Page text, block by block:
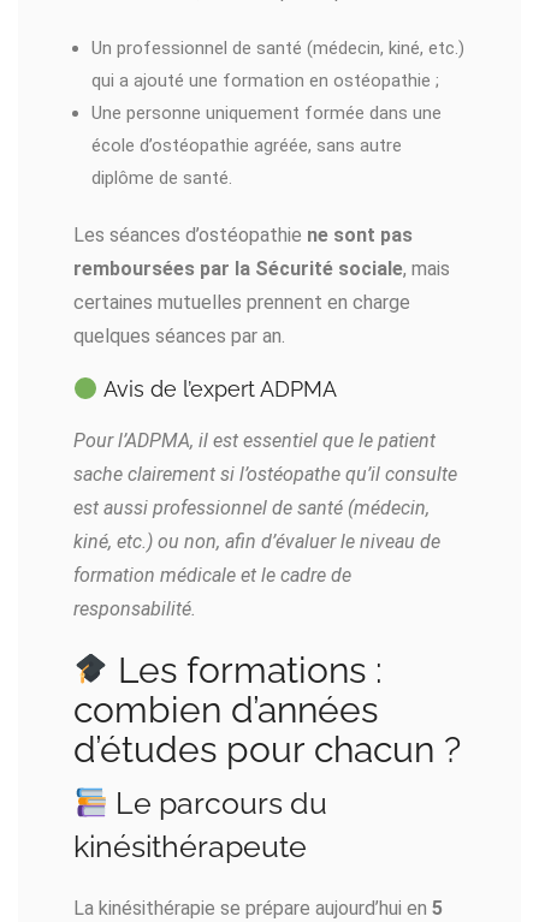
Un professionnel de santé (médecin, kiné, etc.)
qui a ajouté une formation en ostéopathie ;
Une personne uniquement formée dans une
école d’ostéopathie agréée, sans autre
diplôme de santé.
Les séances d’ostéopathie ne sont pas
remboursées par la Sécurité sociale, mais
certaines mutuelles prennent en charge
quelques séances par an.
Avis de l’expert ADPMA
Pour l’ADPMA, il est essentiel que le patient
sache clairement si l’ostéopathe qu’il consulte
est aussi professionnel de santé (médecin,
kiné, etc.) ou non, afin d’évaluer le niveau de
formation médicale et le cadre de
responsabilité.
Les formations :
combien d’années
d’études pour chacun ?
Le parcours du
kinésithérapeute
La kinésithérapie se prépare aujourd’hui en 5